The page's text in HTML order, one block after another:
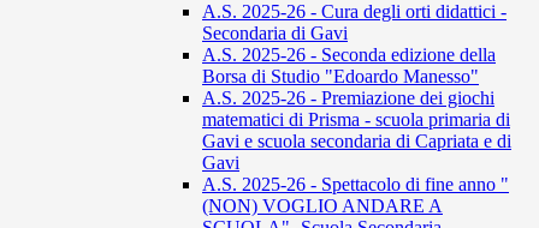
A.S. 2025-26 - Cura degli orti didattici -
Secondaria di Gavi
A.S. 2025-26 - Seconda edizione della
Borsa di Studio "Edoardo Manesso"
A.S. 2025-26 - Premiazione dei giochi
matematici di Prisma - scuola primaria di
Gavi e scuola secondaria di Capriata e di
Gavi
A.S. 2025-26 - Spettacolo di fine anno "
(NON) VOGLIO ANDARE A